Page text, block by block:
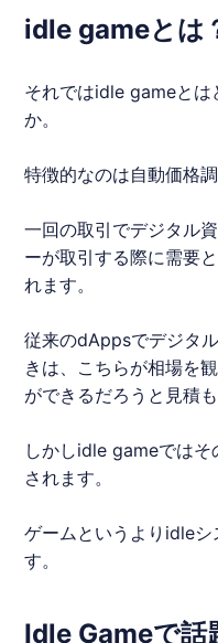
idle gameとは
それではidle gameとは
か。
特徴的なのは自動価格調
一回の取引でデジタル
ーが取引する際に需要
れます。
従来のdAppsでデジタ
きは、こちらが相場を
ができるだろうと見積
しかしidle gameでは
されます。
ゲームというよりidleシ
す。
Idle Gameで